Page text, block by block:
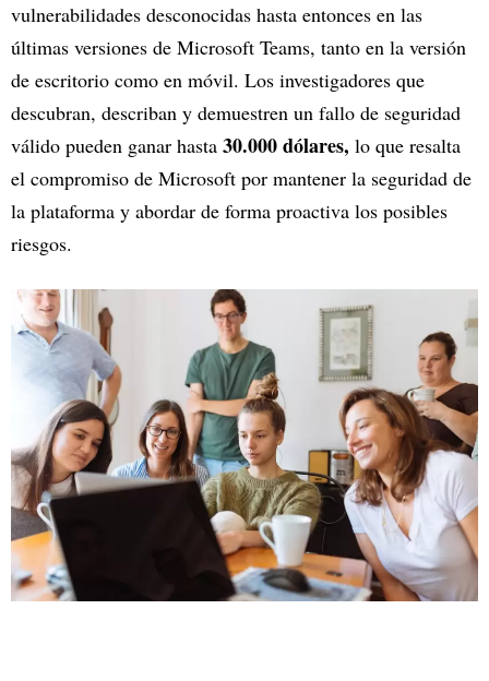
vulnerabilidades desconocidas hasta entonces en las
últimas versiones de Microsoft Teams, tanto en la versión
de escritorio como en móvil. Los investigadores que
descubran, describan y demuestren un fallo de seguridad
válido pueden ganar hasta 30.000 dólares, lo que resalta
el compromiso de Microsoft por mantener la seguridad de
la plataforma y abordar de forma proactiva los posibles
riesgos.